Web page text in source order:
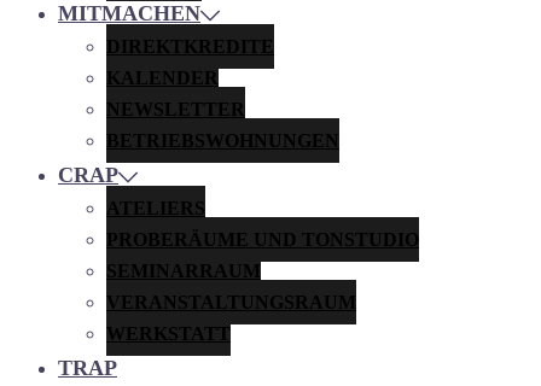
MITMACHEN
DIREKTKREDITE
KALENDER
NEWSLETTER
BETRIEBSWOHNUNGEN
CRAP
ATELIERS
PROBERÄUME UND TONSTUDIO
SEMINARRAUM
VERANSTALTUNGSRAUM
WERKSTATT
TRAP